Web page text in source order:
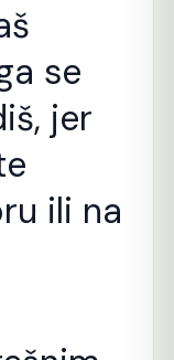
se
jer
ili na